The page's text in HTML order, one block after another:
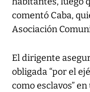
comentó Caba,
Asociación
El dirigente
obligada “por el
como esclavos”